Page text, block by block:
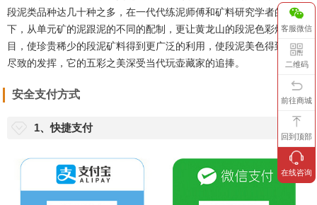
段泥类品种达几十种之多，在一代代练泥师傅和矿料研究学者的探索
下，从单元矿的泥跟泥的不同的配制，更让黄龙山的段泥色彩灿烂夺
目，使珍贵稀少的段泥矿料得到更广泛的利用，使段泥美色得到淋漓
尽致的发挥，它的五彩之美深受当代玩壶藏家的追捧。
安全支付方式
1、快捷支付
客服微信
二维码
前往商城
回到顶部
在线咨询